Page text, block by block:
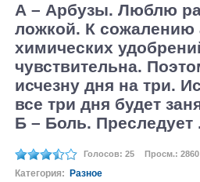
А – Арбузы. Люблю
ложкой. К сожалению
химических
чувствительна.
исчезну дня на три.
все три дня будет
Б – Боль. Преследует
Голосов: 25 Просм.: 2860
Категория:
Разное